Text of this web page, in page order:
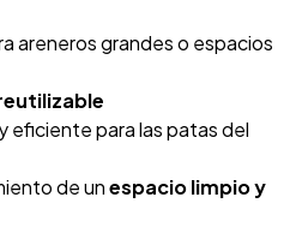
areneros grandes o espacios
y eficiente para las patas del
de unespacio limpio y